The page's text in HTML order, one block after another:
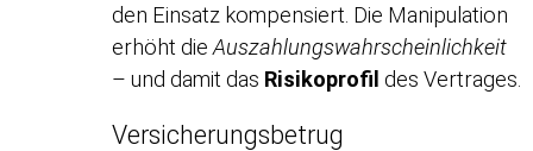
den Einsatz kompensiert. Die Manipulation
erhöht dieAuszahlungswahrscheinlichkeit
– und damit das Risikoprofil des Vertrages.
Versicherungsbetrug